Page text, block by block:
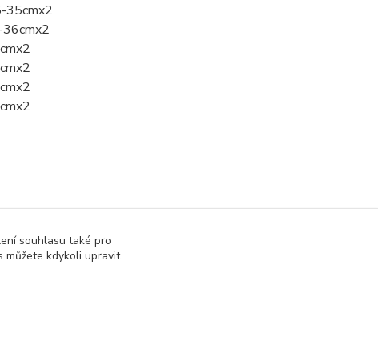
35cmx2
souhlasu také pro
můžete kdykoli upravit